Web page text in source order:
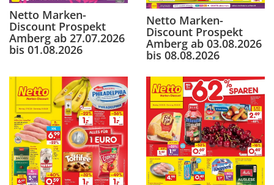
Netto Marken-
Discount Prospekt
Amberg ab 27.07.2026
bis 01.08.2026
Netto Marken-
Discount Prospekt
Amberg ab 03.08.2026
bis 08.08.2026